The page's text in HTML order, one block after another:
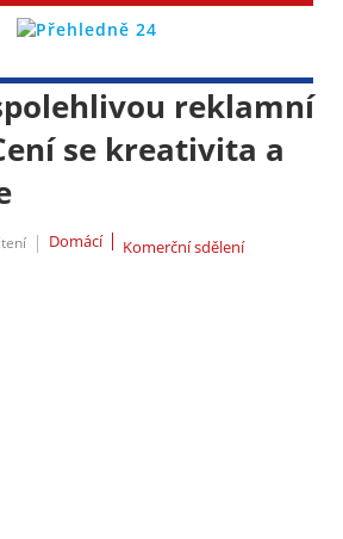
reklamní
se kreativita a
Domácí Komerční sdělení